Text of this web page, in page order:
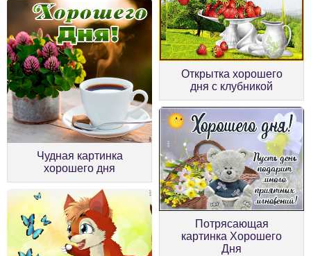
Чудная картинка
хорошего дня
Открытка хорошего
дня с клубникой
Потрясающая
картинка Хорошего
Дня